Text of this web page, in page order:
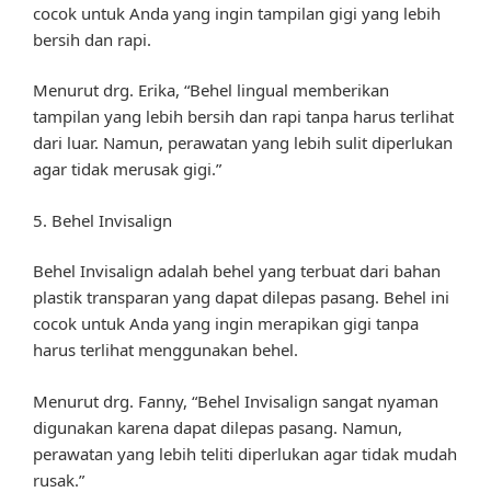
cocok untuk Anda yang ingin tampilan gigi yang lebih
bersih dan rapi.
Menurut drg. Erika, “Behel lingual memberikan
tampilan yang lebih bersih dan rapi tanpa harus terlihat
dari luar. Namun, perawatan yang lebih sulit diperlukan
agar tidak merusak gigi.”
5. Behel Invisalign
Behel Invisalign adalah behel yang terbuat dari bahan
plastik transparan yang dapat dilepas pasang. Behel ini
cocok untuk Anda yang ingin merapikan gigi tanpa
harus terlihat menggunakan behel.
Menurut drg. Fanny, “Behel Invisalign sangat nyaman
digunakan karena dapat dilepas pasang. Namun,
perawatan yang lebih teliti diperlukan agar tidak mudah
rusak.”